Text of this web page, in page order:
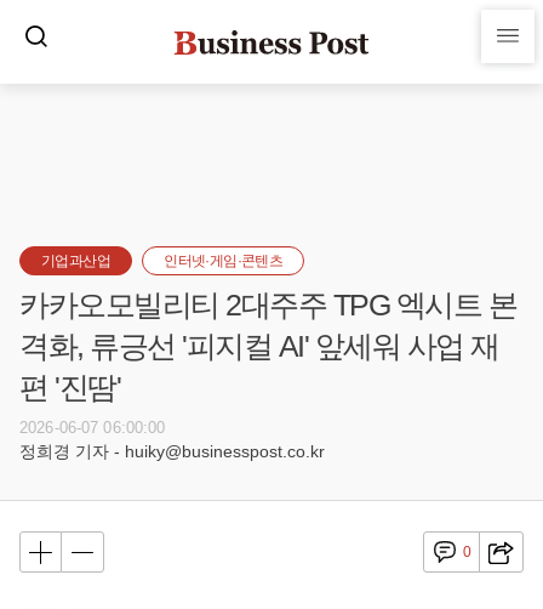
기업과산업 인터넷·게임·콘텐츠
카카오모빌리티 2대주주 TPG 엑시트 본
격화, 류긍선 '피지컬 AI' 앞세워 사업 재
편 '진땀'
2026-06-07 06:00:00
정희경 기자 - huiky@businesspost.co.kr
0